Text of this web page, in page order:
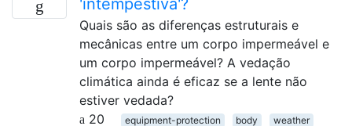
Quais são as diferenças estruturais e
mecânicas entre um corpo impermeável e
um corpo impermeável? A vedação
climática ainda é eficaz se a lente não
estiver vedada?
20
equipment-protection body
weather